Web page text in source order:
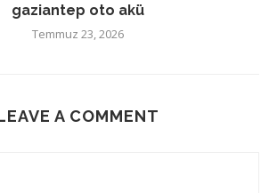
gaziantep oto akü
Temmuz 23, 2026
A COMMENT